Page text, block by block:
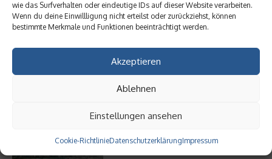
wie das Surfverhalten oder eindeutige IDs auf dieser Website verarbeiten.
Wenn du deine Einwillligung nicht erteilst oder zurückziehst, können
bestimmte Merkmale und Funktionen beeinträchtigt werden.
Akzeptieren
Ablehnen
Einstellungen ansehen
Cookie-RichtlinieDatenschutzerklärungImpressum
Leitfaden zur Eröffnung eines
Geschäftskontos für kleine Unternehmen
Hotellerie im Wandel der Zeit